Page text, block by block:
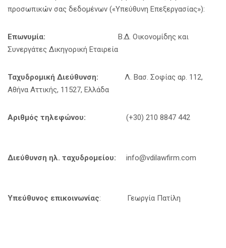
προσωπικών σας δεδομένων («Υπεύθυνη Επεξεργασίας»):
Επωνυμία: Β.Δ. Οικονομίδης και
Συνεργάτες Δικηγορική Εταιρεία
Ταχυδρομική Διεύθυνση: Λ. Βασ. Σοφίας αρ. 112,
Αθήνα Αττικής, 11527, Ελλάδα
Αριθμός τηλεφώνου: (+30) 210 8847 442
Διεύθυνση ηλ. ταχυδρομείου: info@vdilawfirm.com
Υπεύθυνος επικοινωνίας: Γεωργία Πατίλη